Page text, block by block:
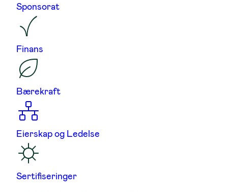
Sponsorat
Finans
Bærekraft
Eierskap og Ledelse
Sertifiseringer